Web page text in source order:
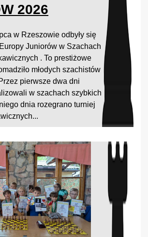
2026
w Rzeszowie odbyły się
Juniorów w Szachach
. To prestiżowe
młodych szachistów
pierwsze dwa dni
w szachach szybkich
dnia rozegrano turniej